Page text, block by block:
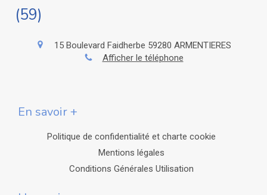
(59)
15 Boulevard Faidherbe 59280 ARMENTIERES
Afficher le téléphone
En savoir +
Politique de confidentialité et charte cookie
Mentions légales
Conditions Générales Utilisation